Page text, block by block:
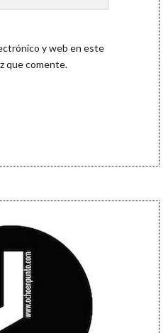
y web en este
que comente.